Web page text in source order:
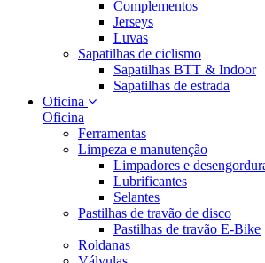
Complementos
Jerseys
Luvas
Sapatilhas de ciclismo
Sapatilhas BTT & Indoor
Sapatilhas de estrada
Oficina
Oficina
Ferramentas
Limpeza e manutenção
Limpadores e
Lubrificantes
Selantes
Pastilhas de travão de disco
Pastilhas de travão E-Bike
Roldanas